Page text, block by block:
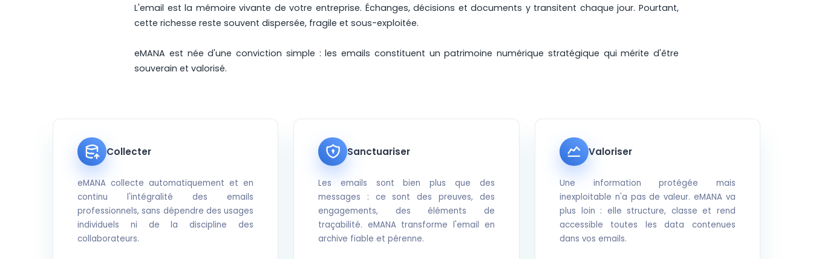
L'email est la mémoire vivante de votre entreprise. Échanges, décisions et documents y transitent chaque jour. Pourtant,
cette richesse reste souvent dispersée, fragile et sous-exploitée.
eMANA est née d'une conviction simple : les emails constituent un patrimoine numérique stratégique qui mérite d'être
souverain et valorisé.
Collecter
eMANA collecte automatiquement et en
continu l'intégralité des emails
professionnels, sans dépendre des usages
individuels ni de la discipline des
collaborateurs.
Sanctuariser
Les emails sont bien plus que des
messages : ce sont des preuves, des
engagements, des éléments de
traçabilité. eMANA transforme l'email en
archive fiable et pérenne.
Valoriser
Une information protégée mais
inexploitable n'a pas de valeur. eMANA va
plus loin : elle structure, classe et rend
accessible toutes les data contenues
dans vos emails.